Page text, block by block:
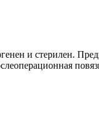
и стерилен.